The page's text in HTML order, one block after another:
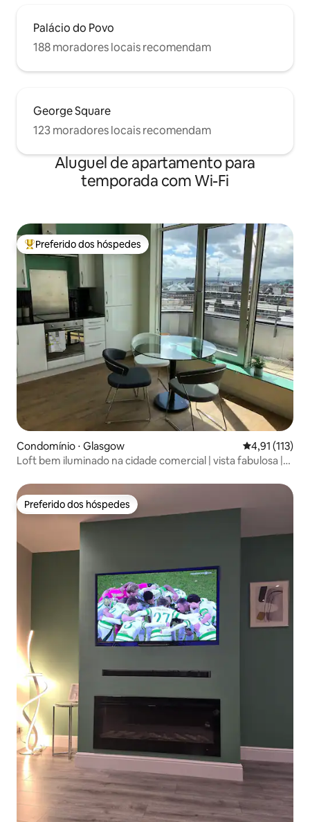
Palácio do Povo
188 moradores locais recomendam
George Square
123 moradores locais recomendam
Aluguel de apartamento para
temporada com Wi-Fi
Entre os melhores preferidos dos hóspedes
Preferido dos hóspedes
Condomínio ⋅ Glasgow 4,91 de uma
4,91 (113)
Loft bem iluminado na cidade comercial | vista fabulosa |
Preferido dos hóspedes
Preferido dos hóspedes